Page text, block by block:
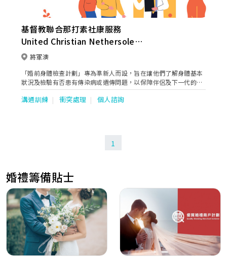
基督教聯合那打素社康服務
United Christian Nethersole
Community Health Service
將軍澳
「婚前身體檢查計劃」專為準新人而設，旨在讓他們了解身體基本
狀況及檢驗有否患有傳染病或遺傳問題，以保障伴侶及下一代的健
康。
溝通訓練 衝突處理 個人諮詢
1
婚禮籌備貼士